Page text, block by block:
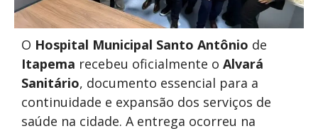
O Hospital Municipal Santo Antônio de
Itapema recebeu oficialmente o Alvará
Sanitário, documento essencial para a
continuidade e expansão dos serviços de
saúde na cidade. A entrega ocorreu na